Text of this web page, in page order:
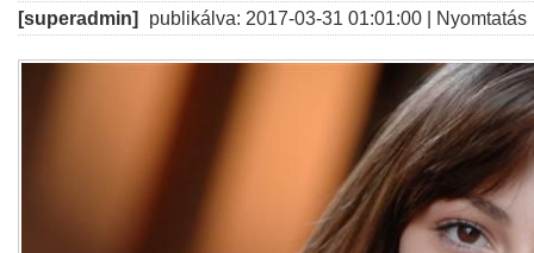
[superadmin] publikálva: 2017-03-31 01:01:00 | Nyomtatás